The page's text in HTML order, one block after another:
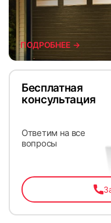
ПОДРОБНЕЕ →
Бесплатная
консультация
Ответим на все
вопросы